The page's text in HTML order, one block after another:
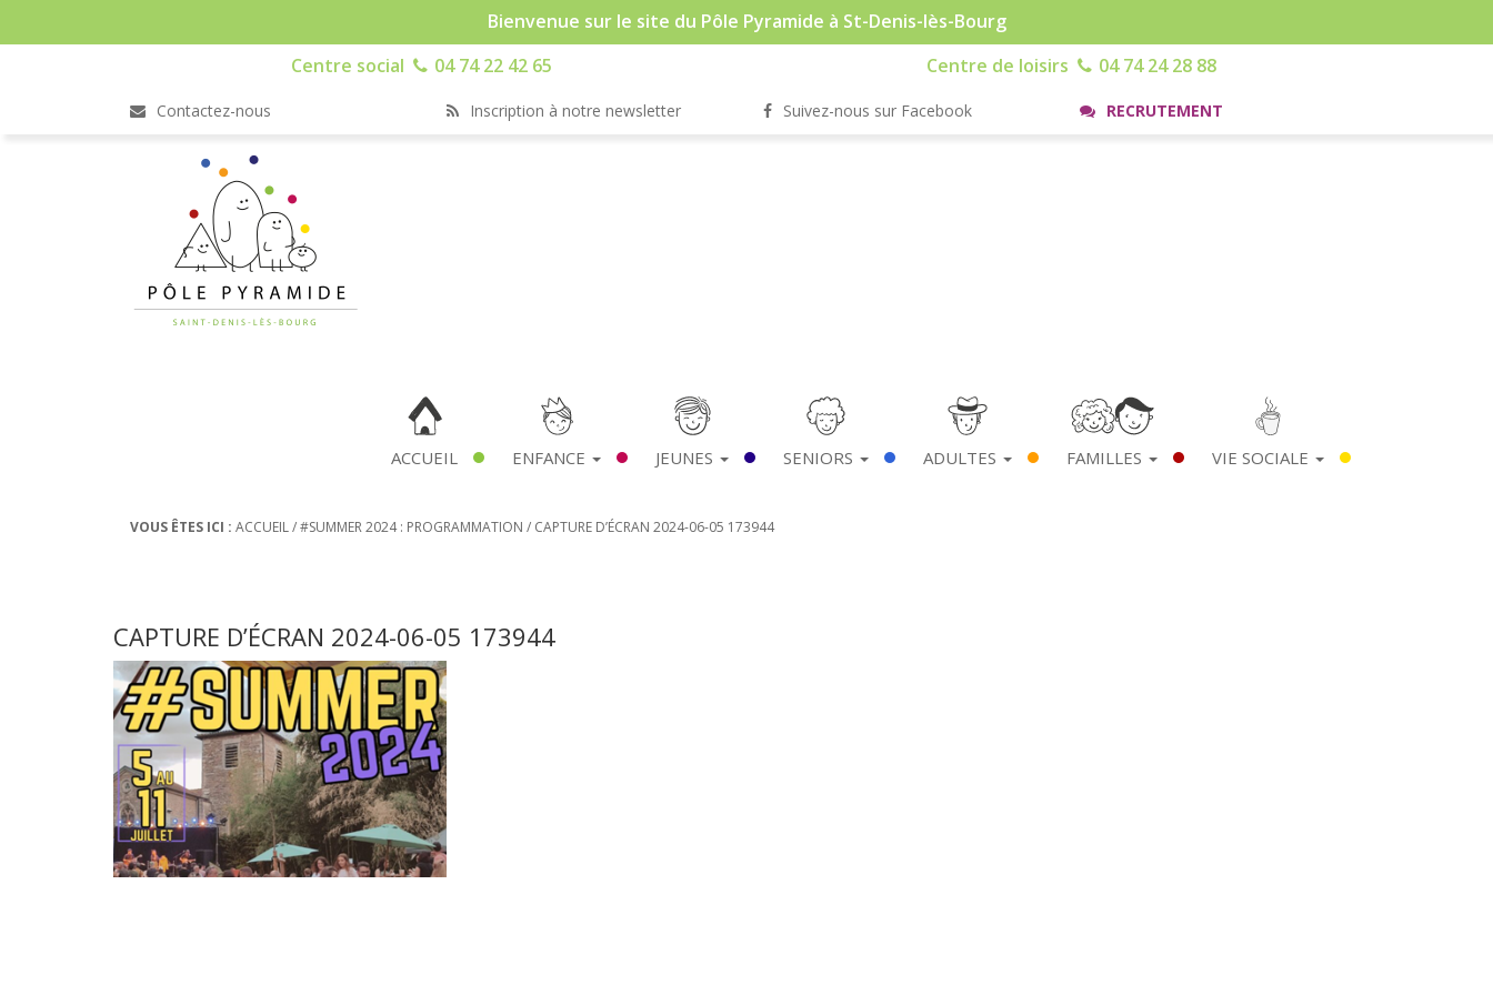
Bienvenue sur le site du Pôle Pyramide à St-Denis-lès-Bourg
Centre social
04 74 22 42 65 Centre de loisirs 04 74 24 28 88
Contactez-nous Inscription à notre newsletter Suivez-nous sur Facebook RECRUTEMENT
ACCUEIL ENFANCE JEUNES SENIORS ADULTES FAMILLES VIE SOCIALE
VOUS ÊTES ICI : ACCUEIL/#SUMMER 2024 : PROGRAMMATION / CAPTURE D’ÉCRAN 2024-06-05 173944
CAPTURE D’ÉCRAN 2024-06-05 173944